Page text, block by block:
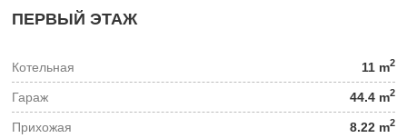
ПЕРВЫЙ ЭТАЖ
Котельная 11 m2
Гараж 44.4 m2
Прихожая 8.22 m2